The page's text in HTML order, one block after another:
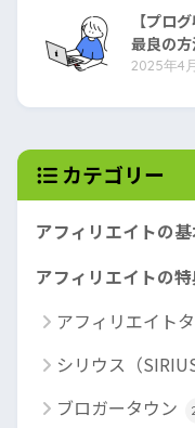
【プロ
最良の
2025年4
カテゴリー
アフィリエイトの
アフィリエイトの
アフィリエイト
シリウス（
ブロガータウン